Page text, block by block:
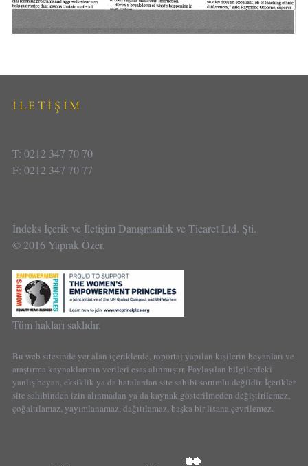
İLETİŞİM
T: 0212 347 70 70
F: 0212 347 70 77
İndeks İçerik ve İletişim Danışmanlık ve Ticaret Ltd. Şti.
© 2016 Yaprak Özer.
Tüm hakları saklıdır.
Bu web sitesinde yer alan içeriklerde, röportaj yapılan kişilerin beyanları ve
araştırma kaynaklarının verileri esas alınmıştır. Paylaşılan bilgilerdeki
yanlış beyan, eksiklik ya da hatalardan site sahibi sorumlu değildir. İçerikler
site sahibinden izin alınmadan ya da kaynak gösterilmeden değiştirilemez,
çoğaltılamaz, yayımlanamaz, dağıtılamaz, başka bir lisana çevrilemez.